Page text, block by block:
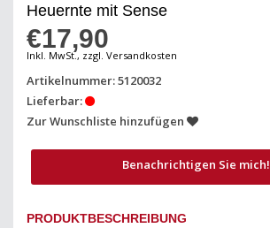
Heuernte mit Sense
€17,90
Inkl. MwSt., zzgl. Versandkosten
Artikelnummer: 5120032
Lieferbar:
Zur Wunschliste hinzufügen
Benachrichtigen Sie mich!
PRODUKTBESCHREIBUNG